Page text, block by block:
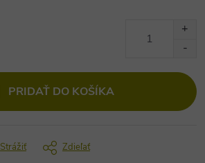
PRIDAŤ DO KOŠÍKA
Strážiť Zdieľať